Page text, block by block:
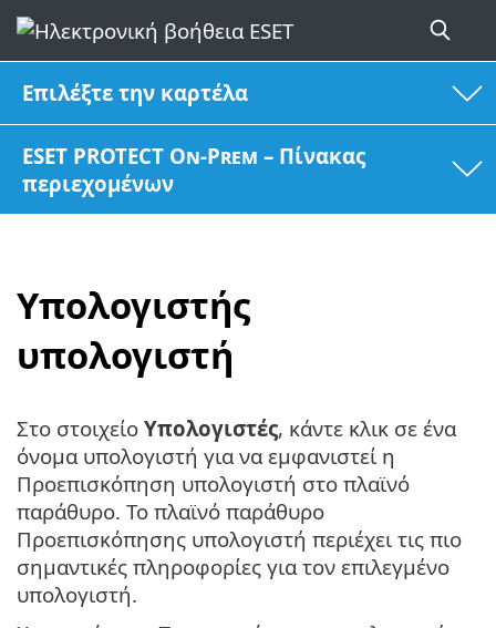
Επιλέξτε την καρτέλα
ESET PROTECT On-Prem – Πίνακας
περιεχομένων
Υπολογιστής
υπολογιστή
Στο στοιχείο Υπολογιστές, κάντε κλικ σε ένα
όνομα υπολογιστή για να εμφανιστεί η
Προεπισκόπηση υπολογιστή στο πλαϊνό
παράθυρο. Το πλαϊνό παράθυρο
Προεπισκόπησης υπολογιστή περιέχει τις πιο
σημαντικές πληροφορίες για τον επιλεγμένο
υπολογιστή.